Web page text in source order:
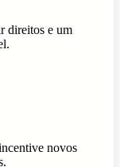
direitos e um
novos